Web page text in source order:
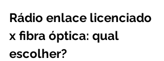
Rádio enlace licenciado
x fibra óptica: qual
escolher?